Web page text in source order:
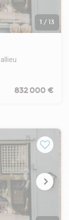
1 / 13
832 000 €